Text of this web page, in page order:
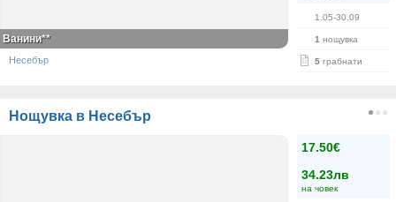
1.05-30.09
1 нощувка
5 грабнати
Ванини**
Несебър
Нощувка в Несебър
17.50€
34.23лв
на човек